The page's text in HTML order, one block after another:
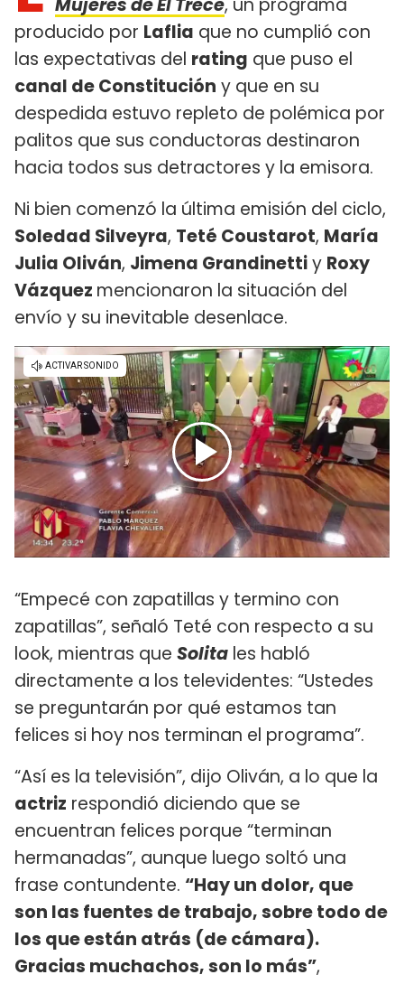
producido por Laflia que no cumplió con
las expectativas del rating que puso el
canal de Constitución y que en su
despedida estuvo repleto de polémica por
palitos que sus conductoras destinaron
hacia todos sus detractores y la emisora.
Ni bien comenzó la última emisión del ciclo,
Soledad Silveyra, Teté Coustarot, María
Julia Oliván, Jimena Grandinettiy Roxy
Vázquez mencionaron la situación del
envío y su inevitable desenlace.
“Empecé con zapatillas y termino con
zapatillas”, señaló Teté con respecto a su
look, mientras que Solita les habló
directamente a los televidentes: “Ustedes
se preguntarán por qué estamos tan
felices si hoy nos terminan el programa”.
“Así es la televisión”, dijo Oliván, a lo que la
actriz respondió diciendo que se
encuentran felices porque “terminan
hermanadas”, aunque luego soltó una
frase contundente. “Hay un dolor, que
son las fuentes de trabajo, sobre todo de
los que están atrás (de cámara).
Gracias muchachos, son lo más”,